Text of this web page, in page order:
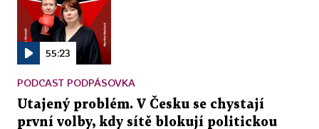
55:23
PODCAST PODPÁSOVKA
Utajený problém. V Česku se chystají
první volby, kdy sítě blokují politickou